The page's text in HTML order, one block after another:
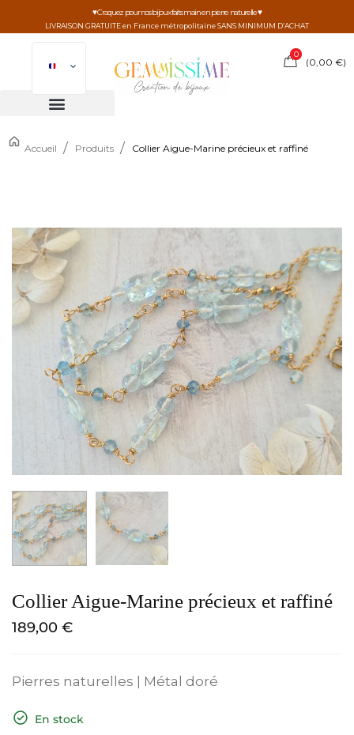
♥ Craquez pour nos bijoux faits main en pierre naturelle ♥
LIVRAISON GRATUITE en France métropolitaine SANS MINIMUM D’ACHAT
0
(0,00€)
Accueil / Produits / Collier Aigue-Marine précieux et raffiné
Collier Aigue-Marine précieux et raffiné
189,00 €
Pierres naturelles | Métal doré
En stock